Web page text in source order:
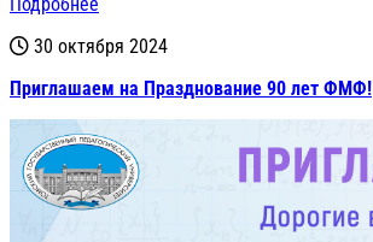
30 октября 2024
Приглашаем на Празднование 90 лет ФМФ!